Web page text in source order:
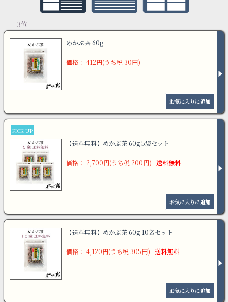
3位
めかぶ茶 60g
価格： 412円(うち税 30円)
PICK UP
【送料無料】めかぶ茶 60g 5袋セット
価格： 2,700円(うち税 200円) 送料無料
【送料無料】めかぶ茶 60g 10袋セット
価格： 4,120円(うち税 305円) 送料無料